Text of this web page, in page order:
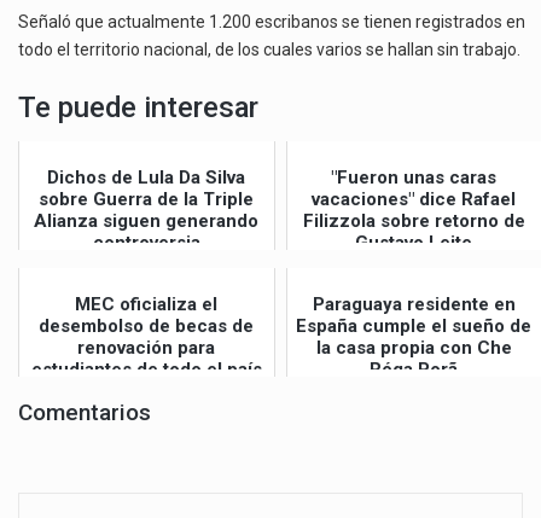
Señaló que actualmente 1.200 escribanos se tienen registrados en
todo el territorio nacional, de los cuales varios se hallan sin trabajo.
Te puede interesar
Dichos de Lula Da Silva
sobre Guerra de la Triple
Alianza siguen generando
controversia
"Fueron unas caras
vacaciones" dice Rafael
Filizzola sobre retorno de
Gustavo Leite
MEC oficializa el
desembolso de becas de
renovación para
estudiantes de todo el país
Paraguaya residente en
España cumple el sueño de
la casa propia con Che
Róga Porã
Comentarios